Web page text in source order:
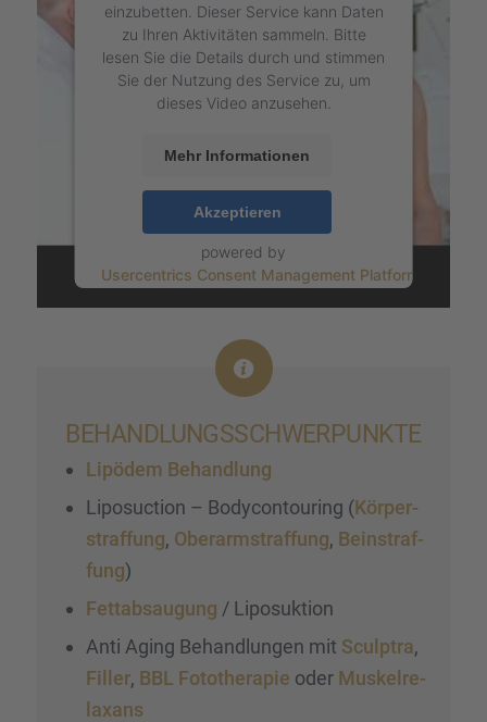
einzubetten. Dieser Service kann Daten
zu Ihren Aktivitäten sammeln. Bitte
lesen Sie die Details durch und stimmen
Sie der Nutzung des Service zu, um
dieses Video anzusehen.
Mehr Informationen
Akzeptieren
powered by
Usercentrics Consent Management Platform
BEHAND­LUNGS­SCHWER­PUNKTE
Lipödem Behand­lung
Liposuc­tion – Bodycon­tou­ring (Körper­
straf­fung, Oberarm­straf­fung, Beinstraf­
fung)
Fettab­sau­gung / Liposuk­tion
Anti Aging Behand­lun­gen mit Sculp­tra,
Filler, BBL Fotothe­ra­pie oder Muskel­re­
lax­ans